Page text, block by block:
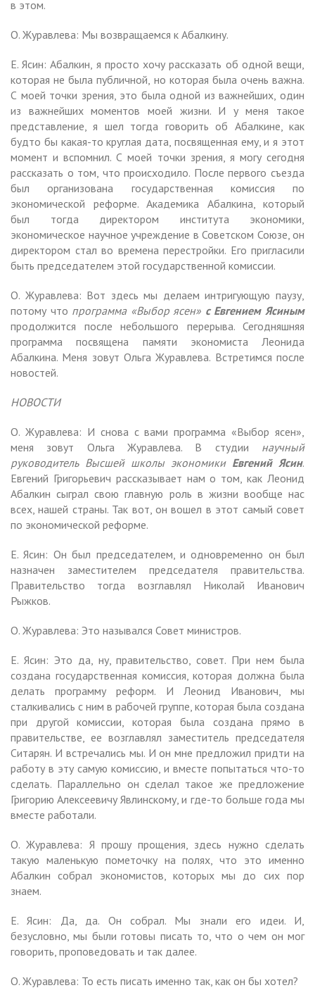
в этом.
О. Журавлева: Мы возвращаемся к Абалкину.
Е. Ясин: Абалкин, я просто хочу рассказать об одной вещи,
которая не была публичной, но которая была очень важна.
С моей точки зрения, это была одной из важнейших, один
из важнейших моментов моей жизни. И у меня такое
представление, я шел тогда говорить об Абалкине, как
будто бы какая-то круглая дата, посвященная ему, и я этот
момент и вспомнил. С моей точки зрения, я могу сегодня
рассказать о том, что происходило. После первого съезда
был организована государственная комиссия по
экономической реформе. Академика Абалкина, который
был тогда директором института экономики,
экономическое научное учреждение в Советском Союзе, он
директором стал во времена перестройки. Его пригласили
быть председателем этой государственной комиссии.
О. Журавлева: Вот здесь мы делаем интригующую паузу,
потому что программа «Выбор ясен» с Евгением Ясиным
продолжится после небольшого перерыва. Сегодняшняя
программа посвящена памяти экономиста Леонида
Абалкина. Меня зовут Ольга Журавлева. Встретимся после
новостей.
НОВОСТИ
О. Журавлева: И снова с вами программа «Выбор ясен»,
меня зовут Ольга Журавлева. В студии научный
руководитель Высшей школы экономики Евгений Ясин.
Евгений Григорьевич рассказывает нам о том, как Леонид
Абалкин сыграл свою главную роль в жизни вообще нас
всех, нашей страны. Так вот, он вошел в этот самый совет
по экономической реформе.
Е. Ясин: Он был председателем, и одновременно он был
назначен заместителем председателя правительства.
Правительство тогда возглавлял Николай Иванович
Рыжков.
О. Журавлева: Это назывался Совет министров.
Е. Ясин: Это да, ну, правительство, совет. При нем была
создана государственная комиссия, которая должна была
делать программу реформ. И Леонид Иванович, мы
сталкивались с ним в рабочей группе, которая была создана
при другой комиссии, которая была создана прямо в
правительстве, ее возглавлял заместитель председателя
Ситарян. И встречались мы. И он мне предложил придти на
работу в эту самую комиссию, и вместе попытаться что-то
сделать. Параллельно он сделал такое же предложение
Григорию Алексеевичу Явлинскому, и где-то больше года мы
вместе работали.
О. Журавлева: Я прошу прощения, здесь нужно сделать
такую маленькую пометочку на полях, что это именно
Абалкин собрал экономистов, которых мы до сих пор
знаем.
Е. Ясин: Да, да. Он собрал. Мы знали его идеи. И,
безусловно, мы были готовы писать то, что о чем он мог
говорить, проповедовать и так далее.
О. Журавлева: То есть писать именно так, как он бы хотел?